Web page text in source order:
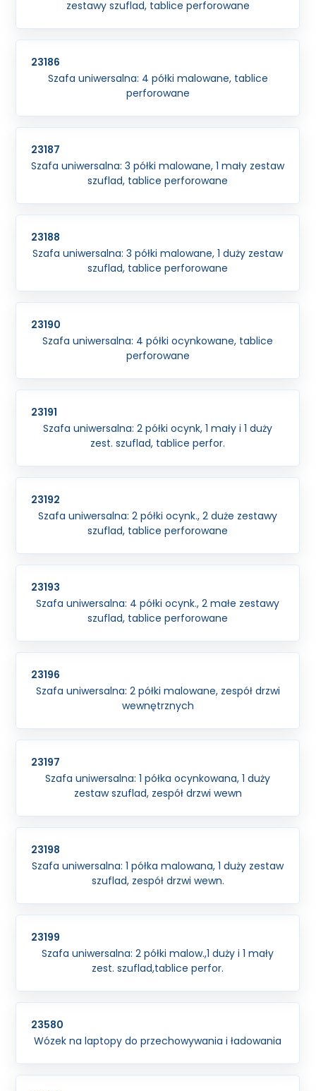
zestawy szuflad, tablice perforowane
23186
Szafa uniwersalna: 4 półki malowane, tablice
perforowane
23187
Szafa uniwersalna: 3 półki malowane, 1 mały zestaw
szuflad, tablice perforowane
23188
Szafa uniwersalna: 3 półki malowane, 1 duży zestaw
szuflad, tablice perforowane
23190
Szafa uniwersalna: 4 półki ocynkowane, tablice
perforowane
23191
Szafa uniwersalna: 2 półki ocynk, 1 mały i 1 duży
zest. szuflad, tablice perfor.
23192
Szafa uniwersalna: 2 półki ocynk., 2 duże zestawy
szuflad, tablice perforowane
23193
Szafa uniwersalna: 4 półki ocynk., 2 małe zestawy
szuflad, tablice perforowane
23196
Szafa uniwersalna: 2 półki malowane, zespół drzwi
wewnętrznych
23197
Szafa uniwersalna: 1 półka ocynkowana, 1 duży
zestaw szuflad, zespół drzwi wewn
23198
Szafa uniwersalna: 1 półka malowana, 1 duży zestaw
szuflad, zespół drzwi wewn.
23199
Szafa uniwersalna: 2 półki malow.,1 duży i 1 mały
zest. szuflad,tablice perfor.
23580
Wózek na laptopy do przechowywania i ładowania